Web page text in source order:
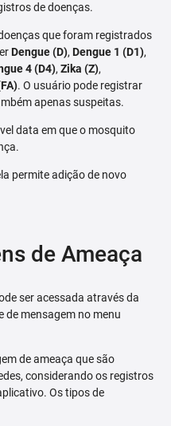
de doenças.
que foram registrados
Dengue (D), Dengue 1 (D1),
4 (D4), Zika (Z),
. O usuário pode registrar
apenas suspeitas.
data em que o mosquito
permite adição de novo
de Ameaça
ser acessada através da
de mensagem no menu
de ameaça que são
considerando os registros
Os tipos de